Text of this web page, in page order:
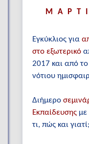
Εγκύκλιος για
στο εξωτερικό
2017 και από
νότιου
Διήμερο
Εκπαίδευσης με
τι, πώς και